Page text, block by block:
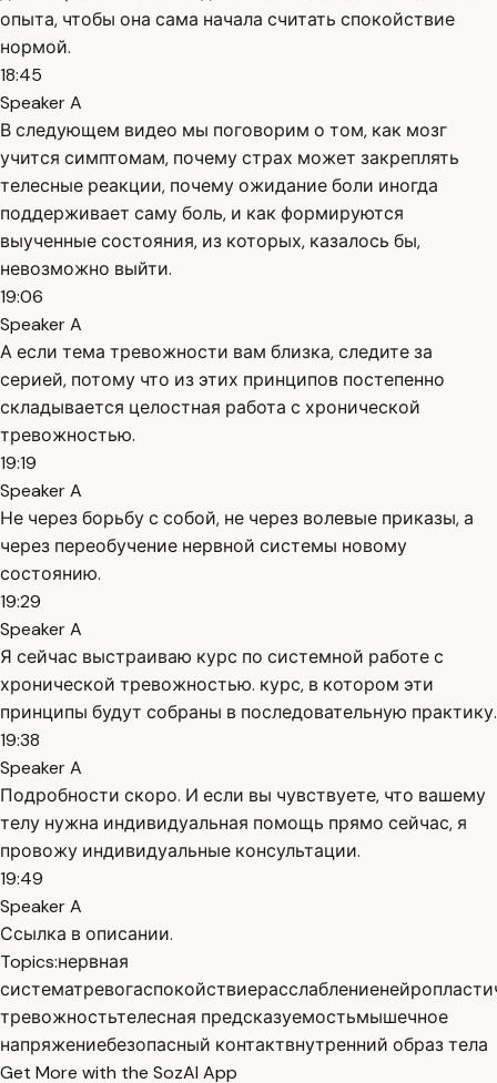
опыта, чтобы она сама начала считать спокойствие
нормой.
18:45
Speaker A
В следующем видео мы поговорим о том, как мозг
учится симптомам, почему страх может закреплять
телесные реакции, почему ожидание боли иногда
поддерживает саму боль, и как формируются
выученные состояния, из которых, казалось бы,
невозможно выйти.
19:06
Speaker A
А если тема тревожности вам близка, следите за
серией, потому что из этих принципов постепенно
складывается целостная работа с хронической
тревожностью.
19:19
Speaker A
Не через борьбу с собой, не через волевые приказы, а
через переобучение нервной системы новому
состоянию.
19:29
Speaker A
Я сейчас выстраиваю курс по системной работе с
хронической тревожностью. курс, в котором эти
принципы будут собраны в последовательную практику.
19:38
Speaker A
Подробности скоро. И если вы чувствуете, что вашему
телу нужна индивидуальная помощь прямо сейчас, я
провожу индивидуальные консультации.
19:49
Speaker A
Ссылка в описании.
Topics:нервная
систематревогаспокойствиерасслабление
тревожностьтелесная предсказуемостьмышечное
напряжениебезопасный контактвнутренний образ тела
Get More with the SozAI App